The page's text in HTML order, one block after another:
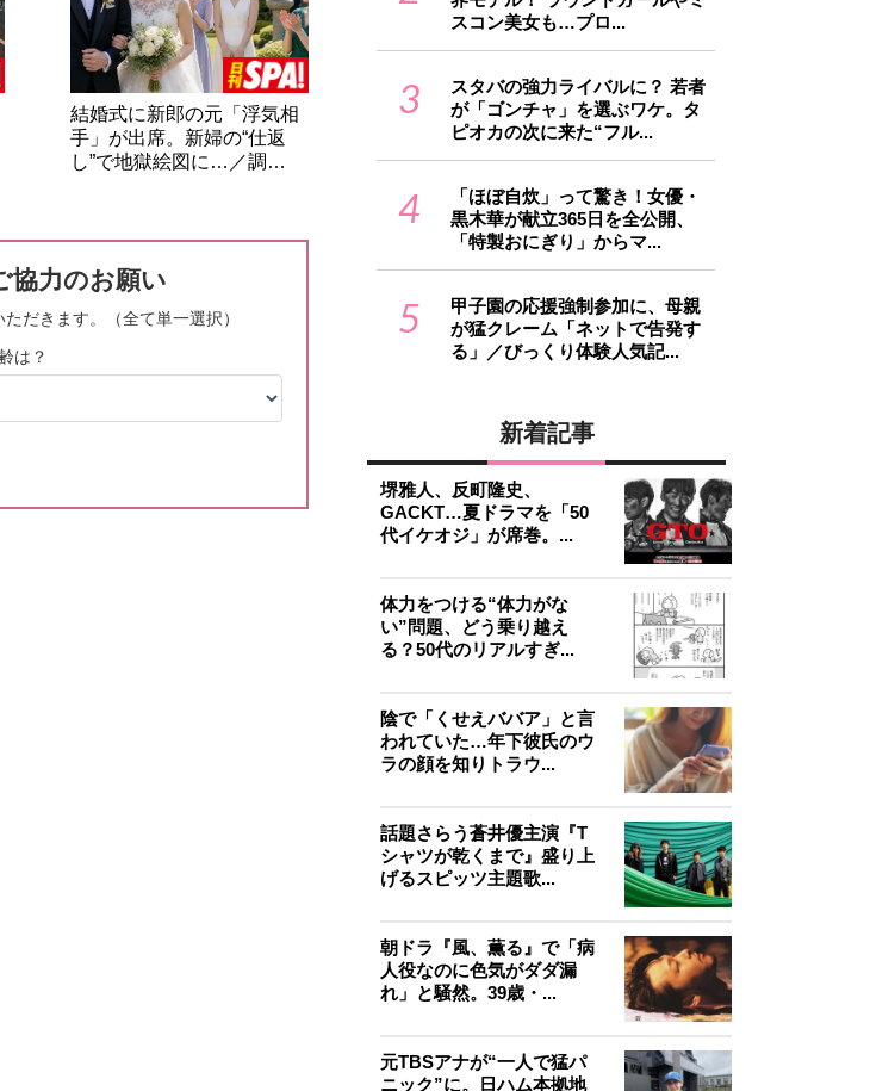
結婚式に新郎の元「浮気相
手」が出席。新婦の“仕返
し”で地獄絵図に…／調…
スコン美女も…プロ...
3
スタバの強力ライバルに？ 若者
が「ゴンチャ」を選ぶワケ。タ
ピオカの次に来た“フル...
4
「ほぼ自炊」って驚き！女優・
黒木華が献立365日を全公開、
「特製おにぎり」からマ...
5
甲子園の応援強制参加に、母親
が猛クレーム「ネットで告発す
る」／びっくり体験人気記...
新着記事
堺雅人、反町隆史、
GACKT…夏ドラマを「50
代イケオジ」が席巻。...
体力をつける“体力がな
い”問題、どう乗り越え
る？50代のリアルすぎ...
陰で「くせえババア」と言
われていた…年下彼氏のウ
ラの顔を知りトラウ...
話題さらう蒼井優主演『T
シャツが乾くまで』盛り上
げるスピッツ主題歌...
朝ドラ『風、薫る』で「病
人役なのに色気がダダ漏
れ」と騒然。39歳・...
元TBSアナが“一人で猛パ
ニック”に。日ハム本拠地